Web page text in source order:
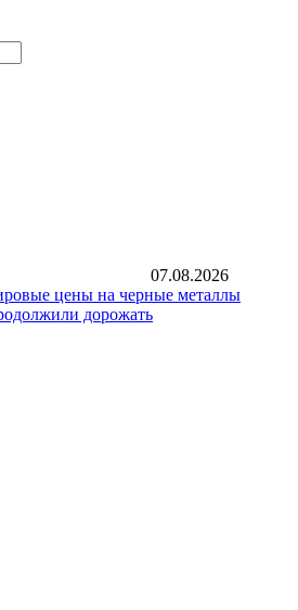
07.08.2026
цены на черные металлы
дорожать